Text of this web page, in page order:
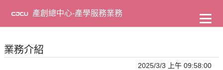
主
容
產創總中心-產學服務業務
業務介紹
2025/3/3 上午 09:58:00